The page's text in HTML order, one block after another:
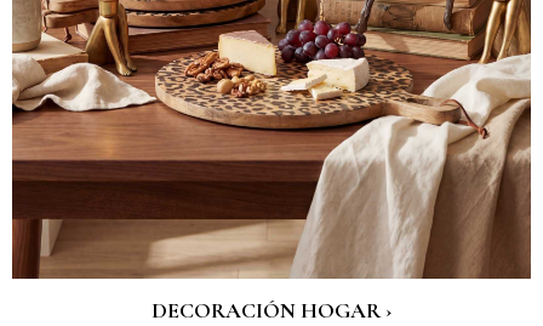
DECORACIÓN HOGAR ›